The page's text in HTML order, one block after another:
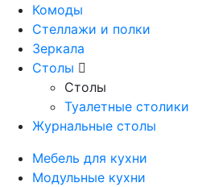
Комоды
Стеллажи и полки
Зеркала
Столы
Столы
Туалетные столики
Журнальные столы
Мебель для кухни
Модульные кухни